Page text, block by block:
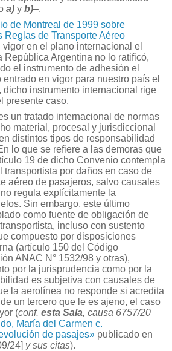
a) y b)–.
de Montreal de 1999 sobre
Reglas de Transporte Aéreo
vigor en el plano internacional el
República Argentina no lo ratificó,
el instrumento de adhesión el
en vigor para nuestro país el
dicho instrumento internacional rige
presente caso.
un tratado internacional de normas
material, procesal y jurisdiccional
distintos tipos de responsabilidad
lo que se refiere a las demoras que
19 de dicho Convenio contempla
transportista por daños en caso de
aéreo de pasajeros, salvo causales
regula explícitamente la
Sin embargo, este último
como fuente de obligación de
incluso con sustento
compuesto por disposiciones
(artículo 150 del Código
ANAC N° 1532/98 y otras),
por la jurisprudencia como por la
es subjetiva con causales de
la aerolínea no responde si acredita
un tercero que le es ajeno, el caso
(conf. esta Sala, causa 6757/20
María del Carmen c.
de pasajes» publicado en
24] y sus citas).